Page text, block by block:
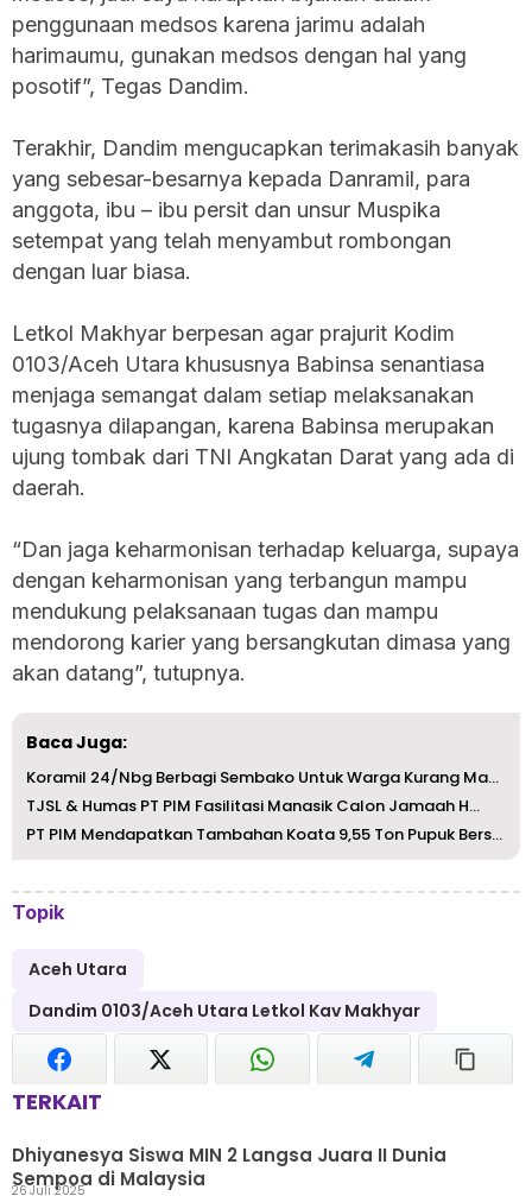
penggunaan medsos karena jarimu adalah
harimaumu, gunakan medsos dengan hal yang
posotif”, Tegas Dandim.
Terakhir, Dandim mengucapkan terimakasih banyak
yang sebesar-besarnya kepada Danramil, para
anggota, ibu – ibu persit dan unsur Muspika
setempat yang telah menyambut rombongan
dengan luar biasa.
Letkol Makhyar berpesan agar prajurit Kodim
0103/Aceh Utara khususnya Babinsa senantiasa
menjaga semangat dalam setiap melaksanakan
tugasnya dilapangan, karena Babinsa merupakan
ujung tombak dari TNI Angkatan Darat yang ada di
daerah.
“Dan jaga keharmonisan terhadap keluarga, supaya
dengan keharmonisan yang terbangun mampu
mendukung pelaksanaan tugas dan mampu
mendorong karier yang bersangkutan dimasa yang
akan datang”, tutupnya.
Baca Juga:
Koramil 24/Nbg Berbagi Sembako Untuk Warga Kurang Mampu
TJSL & Humas PT PIM Fasilitasi Manasik Calon Jamaah H...
PT PIM Mendapatkan Tambahan Koata 9,55 Ton Pupuk Bersubsi...
Topik
Aceh Utara
Dandim 0103/Aceh Utara Letkol Kav Makhyar
TERKAIT
Dhiyanesya Siswa MIN 2 Langsa Juara II Dunia
Sempoa di Malaysia
26 Juli 2025